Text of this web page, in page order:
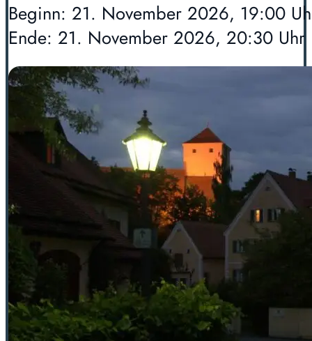
Beginn: 21. November 2026, 19:00
Ende: 21. November 2026, 20:30 Uhr